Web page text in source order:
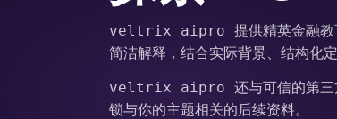
veltrix aipro 提供精英金融教育
简洁解释，结合实际背景、结构化
veltrix aipro 还与可信的第三方
锁与你的主题相关的后续资料。